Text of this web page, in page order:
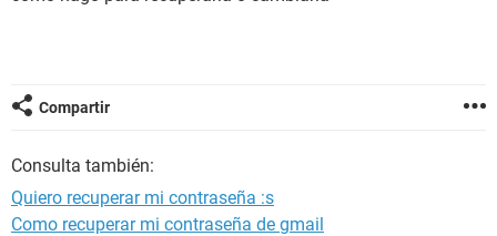
Compartir
Consulta también:
Quiero recuperar mi contraseña :s
Como recuperar mi contraseña de gmail